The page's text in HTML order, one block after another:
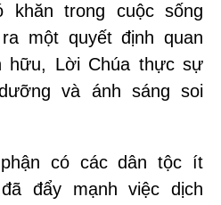
khăn trong cuộc sống
một quyết định quan
hữu, Lời Chúa thực sự
và ánh sáng soi
có các dân tộc ít
đẩy mạnh việc dịch